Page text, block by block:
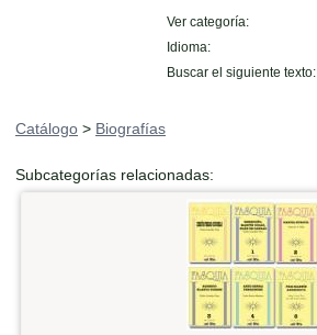
Ver categoría:
Idioma:
Buscar el siguiente texto:
Catálogo > Biografías
Subcategorías relacionadas: